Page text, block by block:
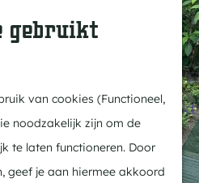
gebruikt
van cookies (Functioneel,
noodzakelijk zijn om de
te laten functioneren. Door
geef je aan hiermee akkoord
In de regio
Winkelen & Weekmarkt
Actief